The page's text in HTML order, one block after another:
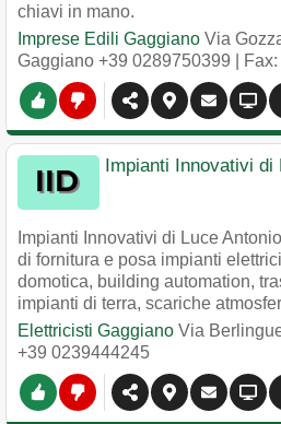
chiavi in mano.
Imprese Edili Gaggiano Via
Gaggiano +39 0289750399 |
Impianti Innovativi di
Impianti Innovativi di Luce
di fornitura e posa impianti
domotica, building automation,
impianti di terra, scariche
Elettricisti Gaggiano Via
+39 0239444245